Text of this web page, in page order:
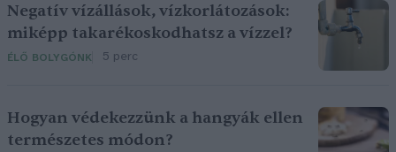
Negatív vízállások, vízkorlátozások:
miképp takarékoskodhatsz a vízzel?
ÉLŐ BOLYGÓNK 5 perc
Hogyan védekezzünk a hangyák ellen
természetes módon?